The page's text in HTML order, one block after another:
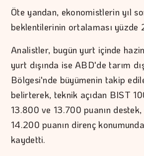
Öte yandan, ekonomistlerin yıl
beklentilerinin ortalaması yüzde
Analistler, bugün yurt içinde
yurt dışında ise ABD'de tarım
Bölgesi'nde büyümenin takip
belirterek, teknik açıdan BIST
13.800 ve 13.700 puanın
14.200 puanın direnç
kaydetti.